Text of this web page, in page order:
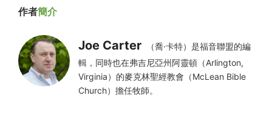
作者簡介
Joe Carter
（喬·卡特）是福音聯盟的編
輯，同時也在弗吉尼亞州阿靈頓（Arlington,
Virginia）的麥克林聖經教會（McLean Bible
Church）擔任牧師。